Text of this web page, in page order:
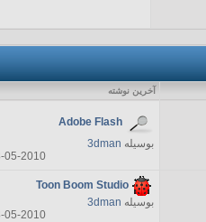
آخرين نوشته
Adobe Flash
بوسیله 3dman
05-2010
Toon Boom Studio
بوسیله 3dman
05-2010